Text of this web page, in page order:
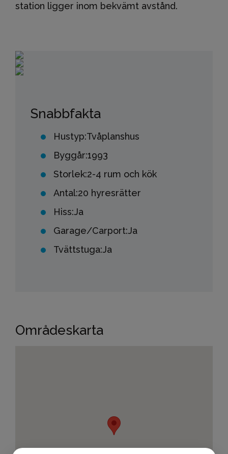
station ligger inom bekvämt avstånd.
Snabbfakta
Hustyp:Tvåplanshus
Byggår:1993
Storlek:2-4 rum och kök
Antal:20 hyresrätter
Hiss:Ja
Garage/Carport:Ja
Tvättstuga:Ja
Områdeskarta